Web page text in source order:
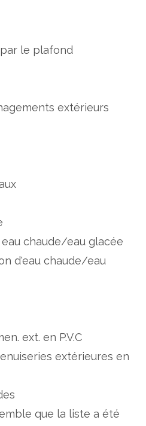
le plafond
extérieurs
chaude/eau glacée
d'eau chaude/eau
ext. en P.V.C
extérieures en
que la liste a été